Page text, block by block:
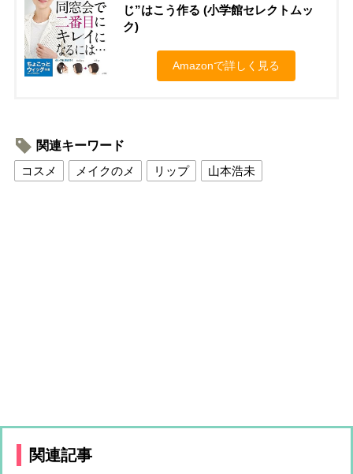
じ”はこう作る (小学館セレクトムッ
ク)
Amazonで詳しく見る
関連キーワード
コスメ
メイクのメ リップ 山本浩未
関連記事